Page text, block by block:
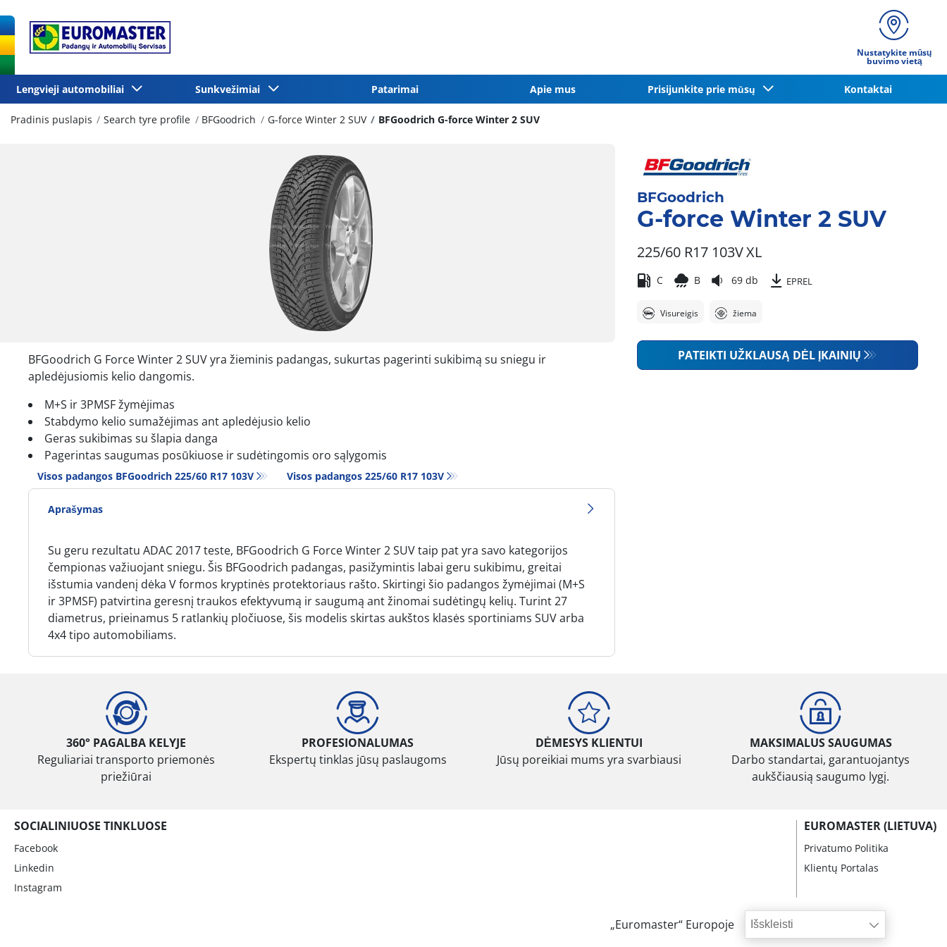
Nustatykite mūsų
buvimo vietą
Lengvieji automobiliai Sunkvežimiai Patarimai Apie mus Prisijunkite prie mūsų Kontaktai
Pradinis puslapis Search tyre profile BFGoodrich G-force Winter 2 SUV BFGoodrich G-force Winter 2 SUV
BFGoodrich G Force Winter 2 SUV yra žieminis padangas, sukurtas pagerinti sukibimą su sniegu ir
apledėjusiomis kelio dangomis.
M+S ir 3PMSF žymėjimas
Stabdymo kelio sumažėjimas ant apledėjusio kelio
Geras sukibimas su šlapia danga
Pagerintas saugumas posūkiuose ir sudėtingomis oro sąlygomis
Visos padangos BFGoodrich 225/60 R17 103V Visos padangos‎ 225/60 R17 103V
Aprašymas
Su geru rezultatu ADAC 2017 teste, BFGoodrich G Force Winter 2 SUV taip pat yra savo kategorijos
čempionas važiuojant sniegu. Šis BFGoodrich padangas, pasižymintis labai geru sukibimu, greitai
išstumia vandenį dėka V formos kryptinės protektoriaus rašto. Skirtingi šio padangos žymėjimai (M+S
ir 3PMSF) patvirtina geresnį traukos efektyvumą ir saugumą ant žinomai sudėtingų kelių. Turint 27
diametrus, prieinamus 5 ratlankių pločiuose, šis modelis skirtas aukštos klasės sportiniams SUV arba
4x4 tipo automobiliams.
BFGoodrich
G-force Winter 2 SUV
225/60 R17 103VXL
C B 69 db EPREL
Visureigis žiema
PATEIKTI UŽKLAUSĄ DĖL ĮKAINIŲ
360° PAGALBA KELYJE
Reguliariai transporto priemonės
priežiūrai
PROFESIONALUMAS
Ekspertų tinklas jūsų paslaugoms
DĖMESYS KLIENTUI
Jūsų poreikiai mums yra svarbiausi
MAKSIMALUS SAUGUMAS
Darbo standartai, garantuojantys
aukščiausią saugumo lygį.
SOCIALINIUOSE TINKLUOSE
Facebook
Linkedin
Instagram
EUROMASTER (LIETUVA)
Privatumo Politika
Klientų Portalas
„Euromaster“ Europoje Išskleisti